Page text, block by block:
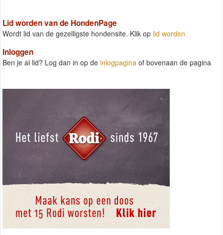
Lid worden van de HondenPage
Wordt lid van de gezelligste hondensite. Klik op lid worden
Inloggen
Ben je al lid? Log dan in op de inlogpagina of bovenaan de pagina